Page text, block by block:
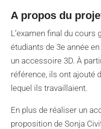
A propos du
L’examen final du cours
étudiants de 3e année
un accessoire 3D. À
référence, ils ont ajouté
lequel ils travaillaient.
En plus de réaliser un
proposition de Sonja